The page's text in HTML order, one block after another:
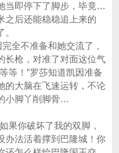
当即停下了脚步，毕竟…
之后还能稳稳追上来的
不准备和她交流了，
长枪，对准了对面这位气
等！”罗莎知道凯因准备
的大脑在飞速运转，不论
小脚丫削脚骨…
你破坏了我的双脚，
办法活着撑到巴隆城！你